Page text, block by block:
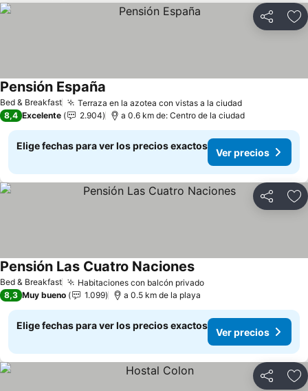
Compartir
Bed & Breakfast Terraza en la azotea con vistas a la ciudad
Pensión España
8,4 Excelente 2.904 a 0.6 km de: Centro de la ciudad
Elige fechas para ver los precios exactos
Ver precios
Compartir
Bed & Breakfast Habitaciones con balcón privado
Pensión Las Cuatro Naciones
8,3 Muy bueno 1.099 a 0.5 km de la playa
Elige fechas para ver los precios exactos
Ver precios
Compartir